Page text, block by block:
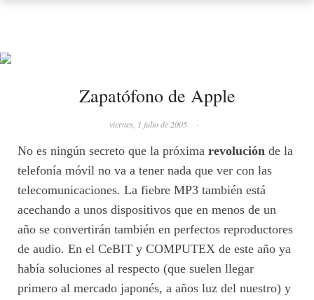
Zapatófono de Apple
viernes, 1 julio de 2005 ·
No es ningún secreto que la próxima revolución de la
telefonía móvil no va a tener nada que ver con las
telecomunicaciones. La fiebre MP3 también está
acechando a unos dispositivos que en menos de un
año se convertirán también en perfectos reproductores
de audio. En el CeBIT y COMPUTEX de este año ya
había soluciones al respecto (que suelen llegar
primero al mercado japonés, a años luz del nuestro) y